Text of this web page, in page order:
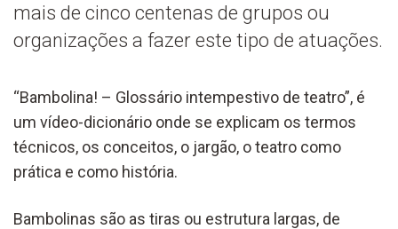
mais de cinco centenas de grupos ou
organizações a fazer este tipo de atuações.
“Bambolina! – Glossário intempestivo de teatro”, é
um vídeo-dicionário onde se explicam os termos
técnicos, os conceitos, o jargão, o teatro como
prática e como história.
Bambolinas são as tiras ou estrutura largas, de